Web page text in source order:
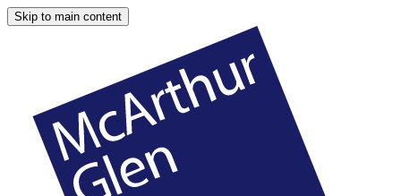
Skip to main content